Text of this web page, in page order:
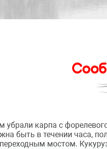
карпа с
быть в течении часа,
мостом.